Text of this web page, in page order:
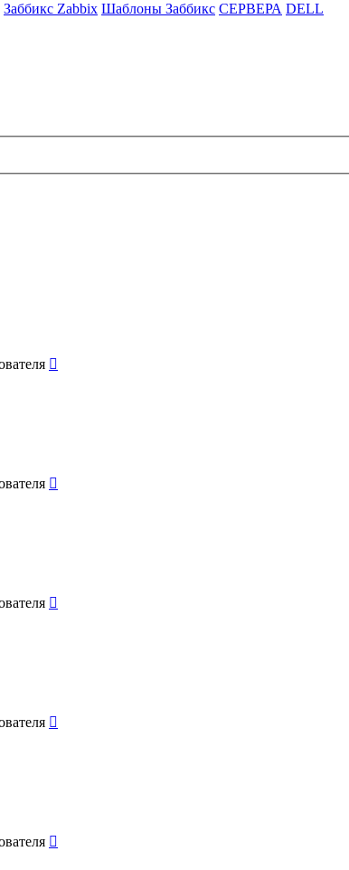
Заббикс Zabbix Шаблоны Заббикс СЕРВЕРА DELL